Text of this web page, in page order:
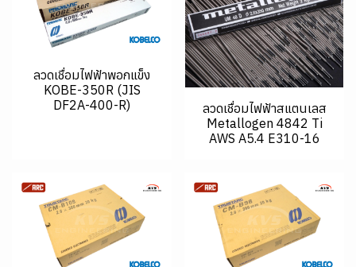
ลวดเชื่อมไฟฟ้าพอกแข็ง
KOBE-350R (JIS
DF2A-400-R)
ลวดเชื่อมไฟฟ้าสแตนเลส
Metallogen 4842 Ti
AWS A5.4 E310-16